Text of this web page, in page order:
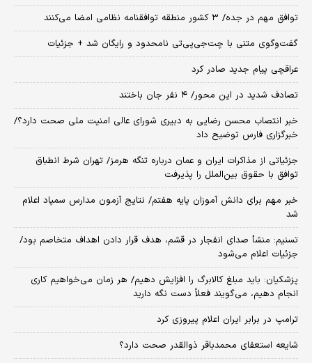
توافق مهم در جده/ ۳ کشور منطقه توافقنامه نظامی امضا می‌کنند
گفت‌وگوی متنی با چت‌جی‌پی‌تی نامحدود و رایگان شد + جزئیات
عراقچی پیام جدید صادر کرد
تصادف شدید در این محور/ ۴ نفر جان باختند
خبر انتصاب محسن رضایی به دبیری شورای عالی امنیت ملی صحت دارد؟/
خبرگزاری فارس توضیح داد
جزئیاتی از مذاکرات ایران و عمان درباره تنگه هرمز/ تهران شرط انطباق
توافق با حقوق بین‌الملل را پذیرفت
خبر مهم برای دانش آموزان پایه هفتم/ نتایج آزمون مدارس سمپاد اعلام
شد
تسنیم: منشأ صدای انفجار در قشم، هدف قرار دادن اهداف متخاصم بود/
جزئیات اعلام می‌شود
پزشکیان: باید مبلغ کالابرگ را افزایش دهیم/ هر زمان می‌خواهیم کاری
انجام دهیم، می‌گویند فعلاً دست نگه دارید
ترامپ در برابر ایران اعلام پیروزی کرد
شایعه استعفای محمدباقر ذوالقدر صحت دارد؟